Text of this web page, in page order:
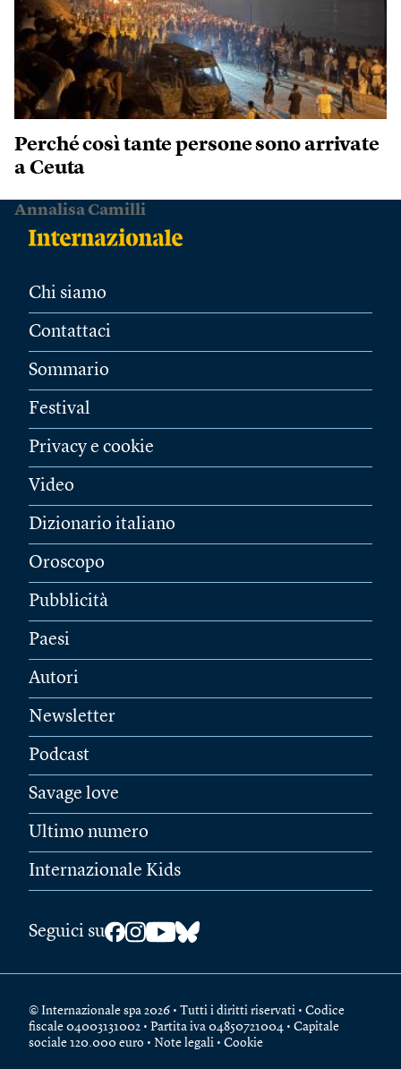
Perché così tante persone sono arrivate
a Ceuta
Annalisa Camilli
Chi siamo
Contattaci
Sommario
Festival
Privacy e cookie
Video
Dizionario italiano
Oroscopo
Pubblicità
Paesi
Autori
Newsletter
Podcast
Savage love
Ultimo numero
Internazionale Kids
Seguici su
© Internazionale spa 2026 • Tutti i diritti riservati • Codice
fiscale 04003131002 • Partita iva 04850721004 • Capitale
sociale 120.000 euro • Note legali • Cookie